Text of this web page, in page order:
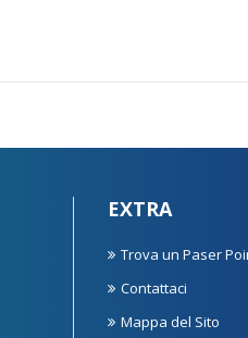
EXTRA
Trova un Paser
Contattaci
Mappa del Sito